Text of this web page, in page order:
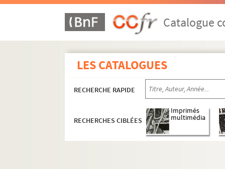
Catalogue
LES CATALOGUES
RECHERCHE RAPIDE
RECHERCHES CIBLÉES
Imprimés
multimédia